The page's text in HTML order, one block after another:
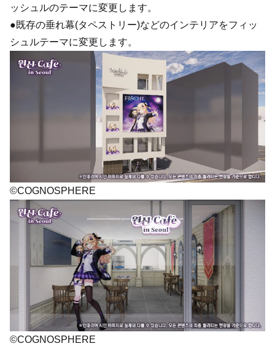
ッシュルのテーマに変更します。
●既存の垂れ幕(タペストリー)などのインテリアをフィッ
シュルテーマに変更します。
©COGNOSPHERE
©COGNOSPHERE